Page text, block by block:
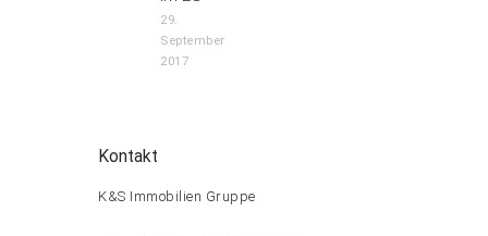
29.
September
2017
Kontakt
K&S Immobilien Gruppe